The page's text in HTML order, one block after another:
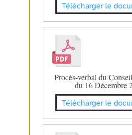
Télécharger le
Procès-verbal du
du 16 Décembre
Télécharger le